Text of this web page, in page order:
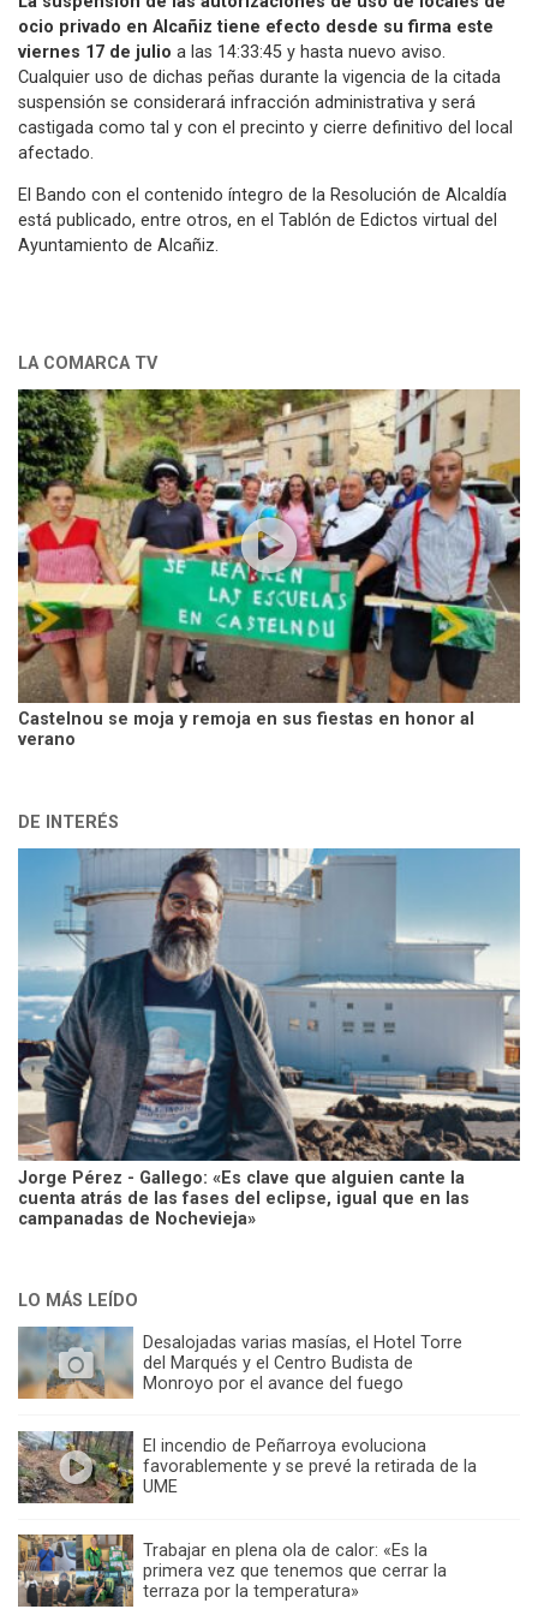
ocio privado en Alcañiz tiene efecto desde su firma este
viernes 17 de julio a las 14:33:45 y hasta nuevo aviso.
Cualquier uso de dichas peñas durante la vigencia de la citada
suspensión se considerará infracción administrativa y será
castigada como tal y con el precinto y cierre definitivo del local
afectado.
El Bando con el contenido íntegro de la Resolución de Alcaldía
está publicado, entre otros, en el Tablón de Edictos virtual del
Ayuntamiento de Alcañiz.
LA COMARCA TV
Castelnou se moja y remoja en sus fiestas en honor al
verano
DE INTERÉS
Jorge Pérez - Gallego: «Es clave que alguien cante la
cuenta atrás de las fases del eclipse, igual que en las
campanadas de Nochevieja»
LO MÁS LEÍDO
Desalojadas varias masías, el Hotel Torre
del Marqués y el Centro Budista de
Monroyo por el avance del fuego
El incendio de Peñarroya evoluciona
favorablemente y se prevé la retirada de la
UME
Trabajar en plena ola de calor: «Es la
primera vez que tenemos que cerrar la
terraza por la temperatura»